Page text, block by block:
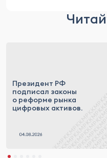
Президент РФ
подписал законы
о реформе рынка
цифровых активов.